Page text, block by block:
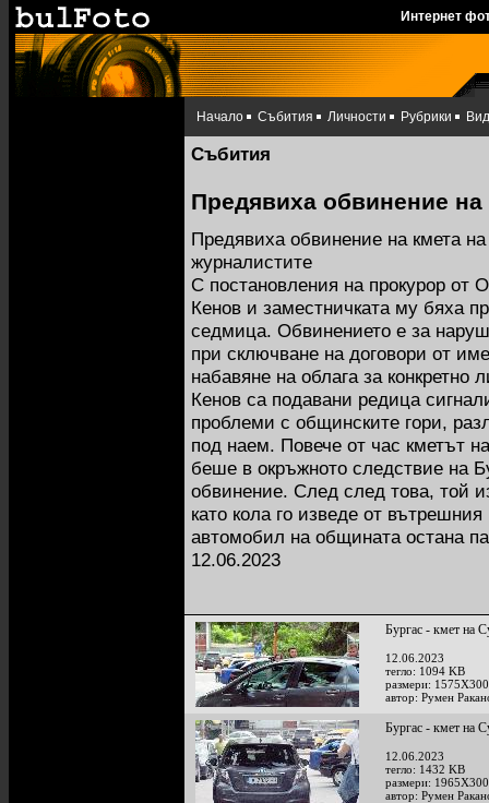
Интернет
Начало Събития Личности Рубрики
Събития
Предявиха обвинение на
Предявиха обвинение на кмета
журналистите
С постановления на прокурор от
Кенов и заместничката му бяха
седмица. Обвинението е за
при сключване на договори от
набавяне на облага за конкретно
Кенов са подавани редица
проблеми с общинските гори,
под наем. Повече от час кметът
беше в окръжното следствие на
обвинение. След след това, той
като кола го изведе от
автомобил на общината остана
12.06.2023
Бургас - кмет на
12.06.2023
тегло: 1094 KB
размери:
автор: Румен
Бургас - кмет на
12.06.2023
тегло: 1432 KB
размери:
автор: Румен